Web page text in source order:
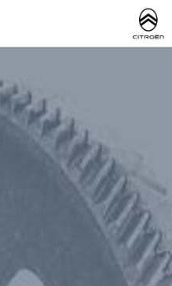
http://